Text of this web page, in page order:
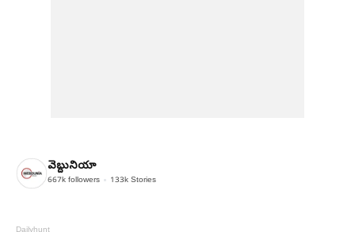
వెబ్దునియా
667k followers 133k Stories